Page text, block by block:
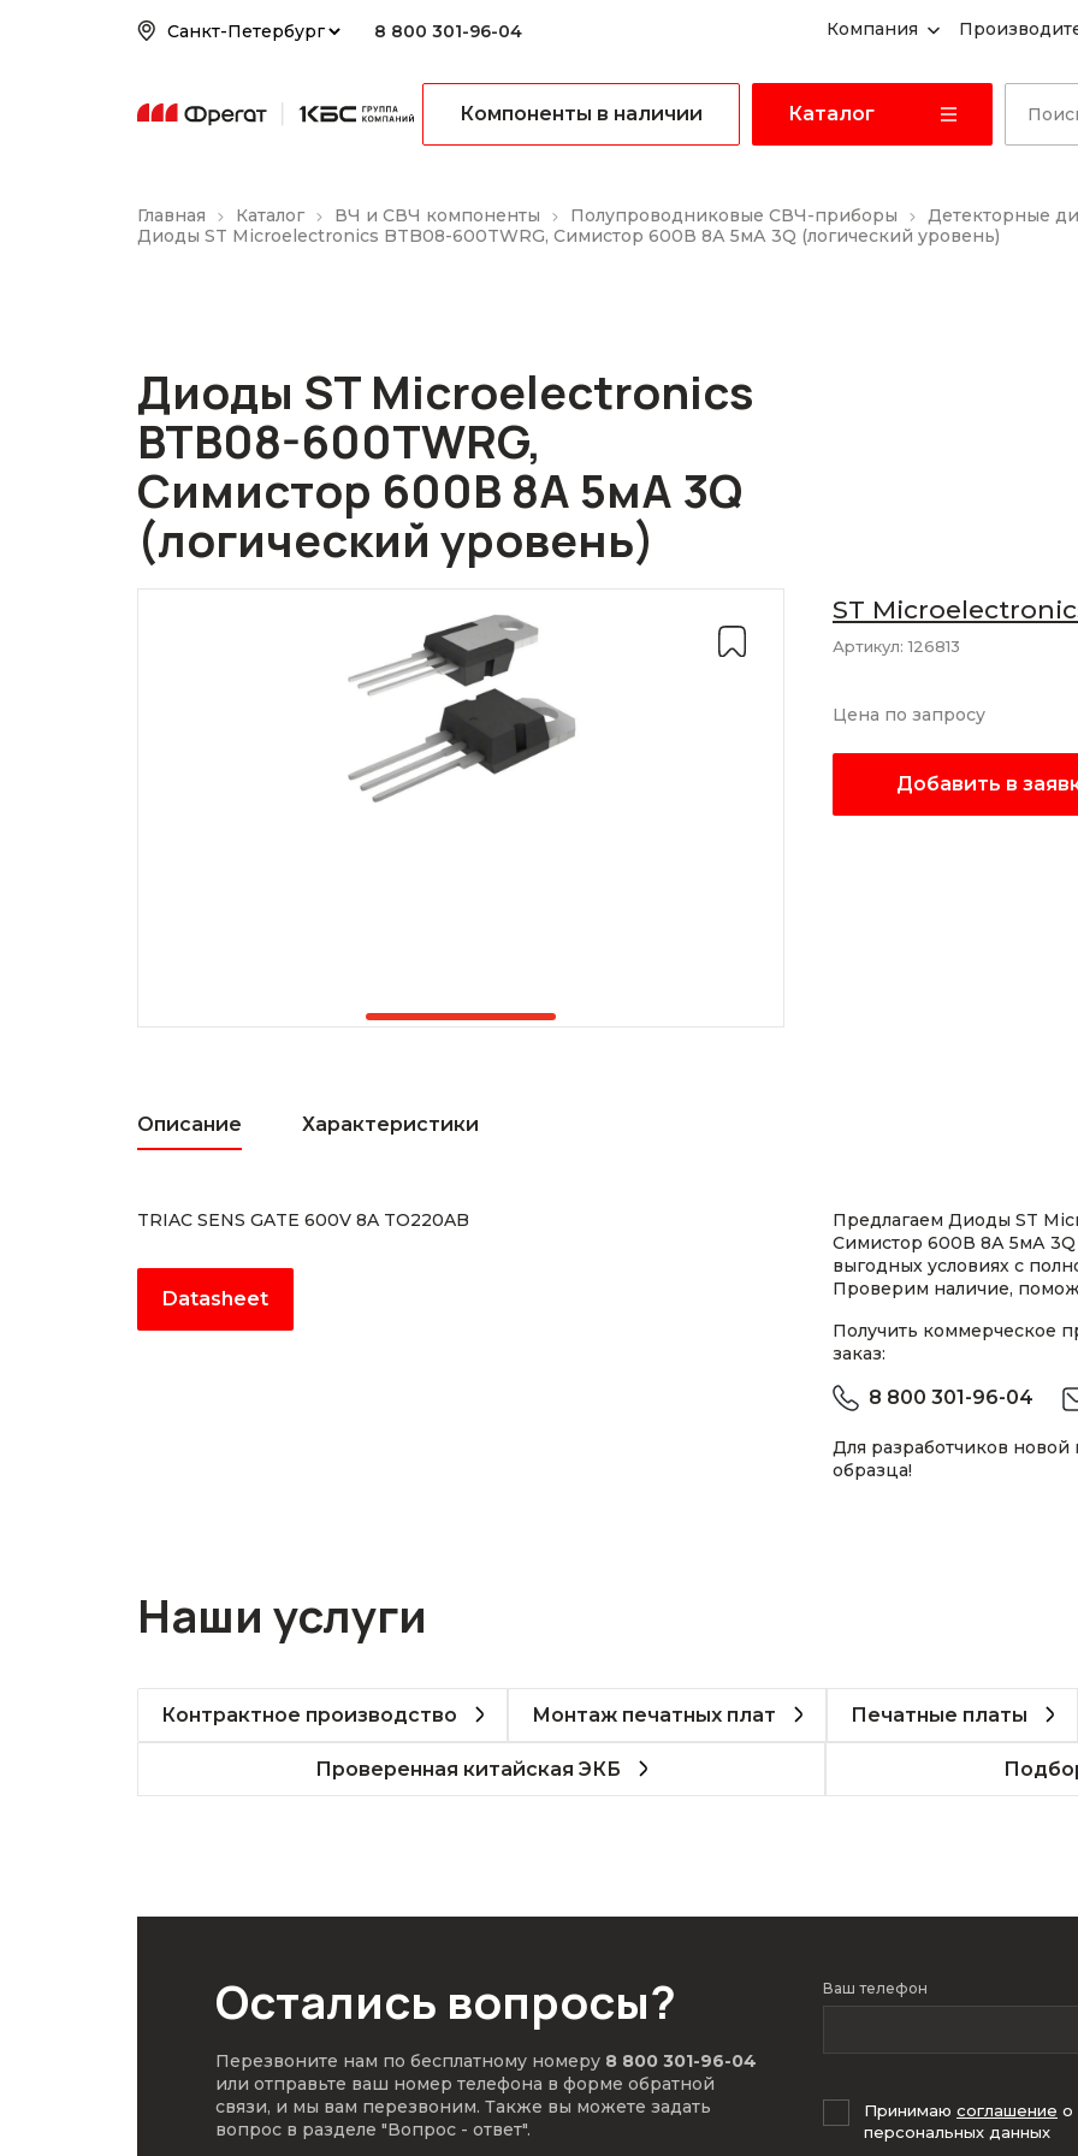
8 800 301-96-04 Компания
Компоненты в наличии Каталог
Главная Каталог ВЧ и СВЧ компоненты Полупроводниковые СВЧ-приборы
Детекторные
Диоды ST Microelectronics BTB08-600TWRG, Симистор 600В 8А 5мА 3Q (логический уровень)
Диоды ST Microelectronics
BTB08-600TWRG,
Симистор 600В 8А 5мА 3Q
(логический уровень)
ST
Артикул: 126813
Цена по запросу
Добавить в
Описание Характеристики
TRIAC SENS GATE 600V 8A TO220AB
Datasheet
Предлагаем Диоды ST
Симистор 600В 8А 5мА 3Q
выгодных условиях с
Проверим наличие,
Получить коммерческое
заказ:
8 800 301-96-04
Для разработчиков
образца!
Наши услуги
Контрактное производство Монтаж печатных плат Печатные платы
Проверенная китайская ЭКБ
Остались вопросы?
Перезвоните нам по бесплатному номеру 8 800 301-96-04
или отправьте ваш номер телефона в форме обратной
связи, и мы вам перезвоним. Также вы можете задать
вопрос в разделе "Вопрос - ответ".
Ваш телефон
Принимаю соглашение о
персональных данных